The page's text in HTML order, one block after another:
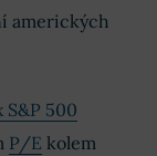
amerických
S&P 500
P/E kolem